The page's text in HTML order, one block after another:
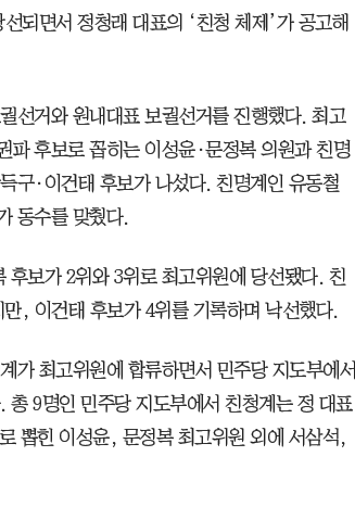
되면서 정청래 대표의 ‘친청 체제’가 공고해
선거와 원내대표 보궐선거를 진행했다. 최고
후보로 꼽히는 이성윤·문정복 의원과 친명
구·이건태 후보가 나섰다. 친명계인 유동철
동수를 맞췄다.
보가 2위와 3위로 최고위원에 당선됐다. 친
, 이건태 후보가 4위를 기록하며 낙선했다.
가 최고위원에 합류하면서 민주당 지도부에서
9명인 민주당 지도부에서 친청계는 정 대표
뽑힌 이성윤, 문정복 최고위원 외에 서삼석,